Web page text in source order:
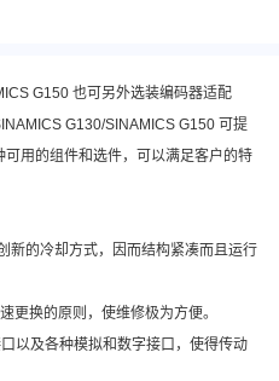
G150 也可另外选装编码器适配
G130/SINAMICS G150 可提
用的组件和选件，可以满足客户的特
新的冷却方式，因而结构紧凑而且运行
更换的原则，使维修极为方便。
以及各种模拟和数字接口，使得传动